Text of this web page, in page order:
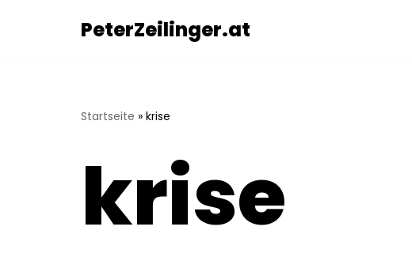
PeterZeilinger.at
Startseite » krise
krise